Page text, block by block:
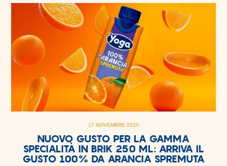
17 NOVEMBRE 2025
NUOVO GUSTO PER LA GAMMA
SPECIALITÀ IN BRIK 250 ML: ARRIVA IL
GUSTO 100% DA ARANCIA SPREMUTA